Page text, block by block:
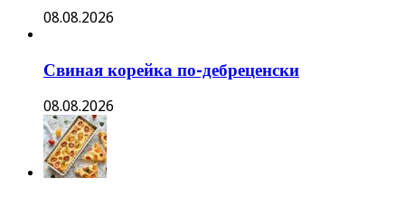
08.08.2026
Свиная корейка по-дебреценски
08.08.2026